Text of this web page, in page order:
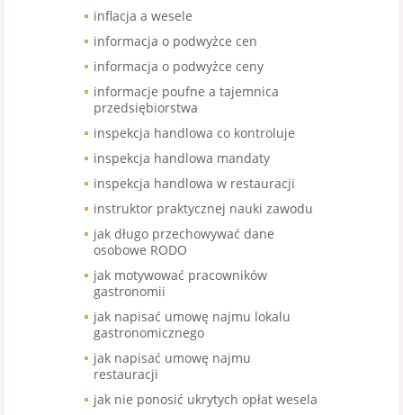
inflacja a wesele
informacja o podwyżce cen
informacja o podwyżce ceny
informacje poufne a tajemnica
przedsiębiorstwa
inspekcja handlowa co kontroluje
inspekcja handlowa mandaty
inspekcja handlowa w restauracji
instruktor praktycznej nauki zawodu
jak długo przechowywać dane
osobowe RODO
jak motywować pracowników
gastronomii
jak napisać umowę najmu lokalu
gastronomicznego
jak napisać umowę najmu
restauracji
jak nie ponosić ukrytych opłat wesela